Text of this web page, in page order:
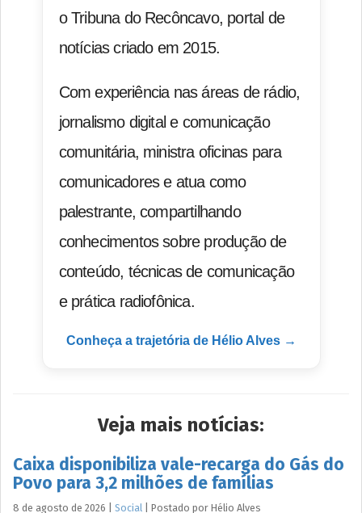
o Tribuna do Recôncavo, portal de
notícias criado em 2015.
Com experiência nas áreas de rádio,
jornalismo digital e comunicação
comunitária, ministra oficinas para
comunicadores e atua como
palestrante, compartilhando
conhecimentos sobre produção de
conteúdo, técnicas de comunicação
e prática radiofônica.
Conheça a trajetória de Hélio Alves →
Veja mais notícias:
Caixa disponibiliza vale-recarga do Gás do
Povo para 3,2 milhões de famílias
8 de agosto de 2026 Social Postado por Hélio Alves